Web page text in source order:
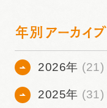
年別アーカイブ
2026年 (21)
2025年 (31)